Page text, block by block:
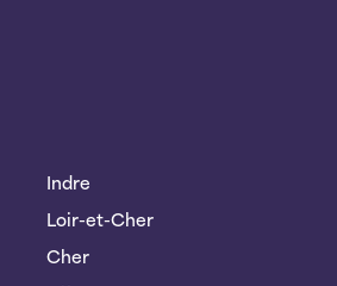
Indre
Loir-et-Cher
Cher